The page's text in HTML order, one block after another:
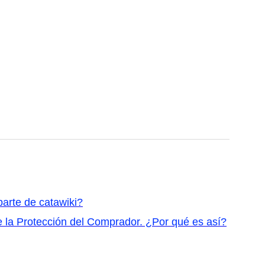
de catawiki?
Protección del Comprador. ¿Por qué es así?